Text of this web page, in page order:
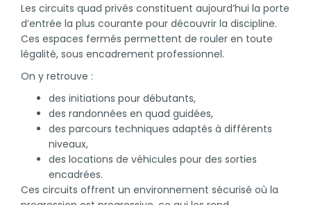
Les circuits quad privés constituent aujourd’hui la porte
d’entrée la plus courante pour découvrir la discipline.
Ces espaces fermés permettent de rouler en toute
légalité, sous encadrement professionnel.
On y retrouve :
des initiations pour débutants,
des randonnées en quad guidées,
des parcours techniques adaptés à différents
niveaux,
des locations de véhicules pour des sorties
encadrées.
Ces circuits offrent un environnement sécurisé où la